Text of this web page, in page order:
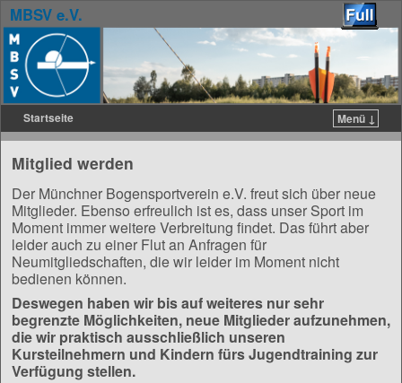
MBSV e.V.
Startseite
Menü ↓
Zum Inhalt wechseln
Zum sekundären Inhalt wechseln
Mitglied werden
Der Münchner Bogensportverein e.V. freut sich über neue
Mitglieder. Ebenso erfreulich ist es, dass unser Sport im
Moment immer weitere Verbreitung findet. Das führt aber
leider auch zu einer Flut an Anfragen für
Neumitgliedschaften, die wir leider im Moment nicht
bedienen können.
Deswegen haben wir bis auf weiteres nur sehr
begrenzte Möglichkeiten, neue Mitglieder aufzunehmen,
die wir praktisch ausschließlich unseren
Kursteilnehmern und Kindern fürs Jugendtraining zur
Verfügung stellen.